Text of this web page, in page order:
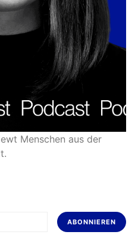
Menschen aus der
ABONNIEREN